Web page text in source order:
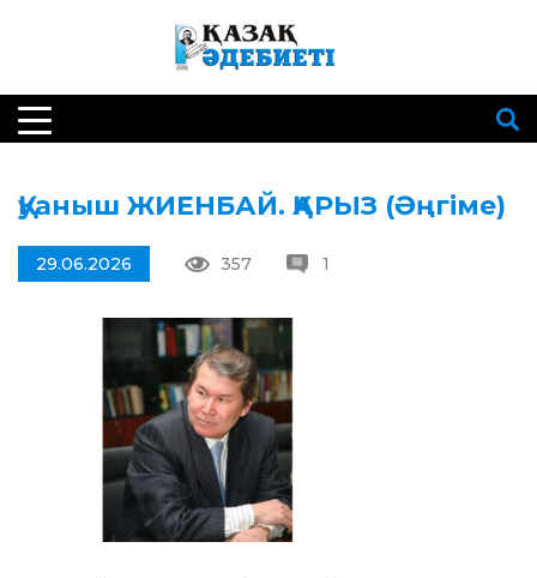
Қуаныш ЖИЕНБАЙ. ҚАРЫЗ (Әңгіме)
29.06.2026 357 1